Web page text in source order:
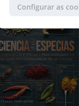
Configurar as